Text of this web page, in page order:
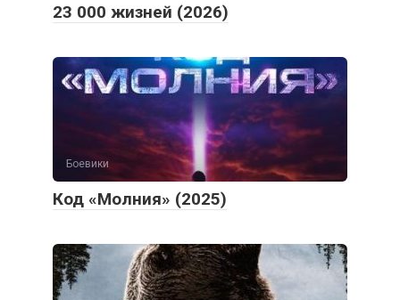
23 000 жизней (2026)
Боевики
Код «Молния» (2025)